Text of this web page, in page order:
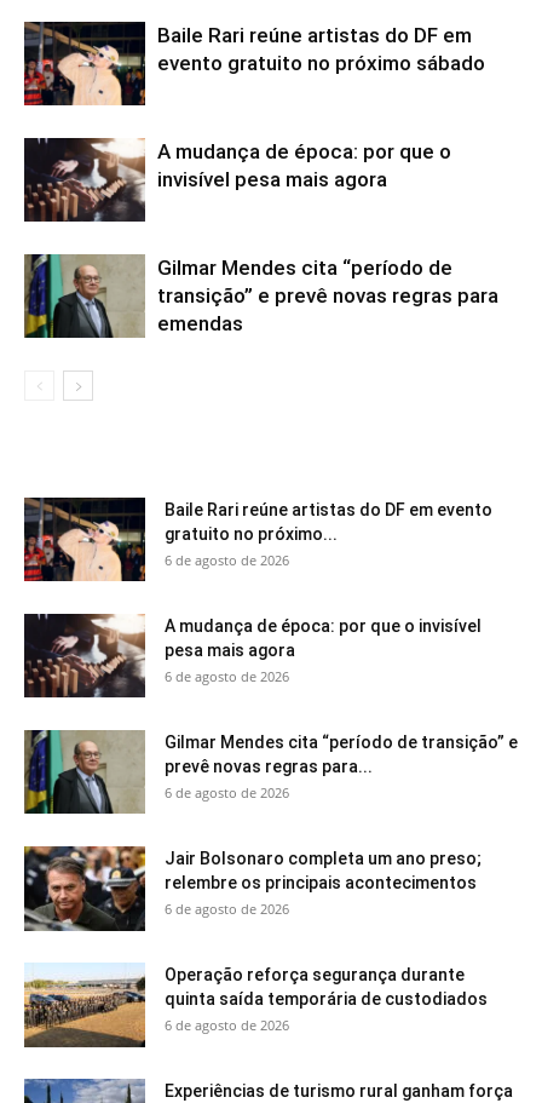
Baile Rari reúne artistas do DF em
evento gratuito no próximo sábado
A mudança de época: por que o
invisível pesa mais agora
Gilmar Mendes cita “período de
transição” e prevê novas regras para
emendas
Baile Rari reúne artistas do DF em evento
gratuito no próximo...
6 de agosto de 2026
A mudança de época: por que o invisível
pesa mais agora
6 de agosto de 2026
Gilmar Mendes cita “período de transição” e
prevê novas regras para...
6 de agosto de 2026
Jair Bolsonaro completa um ano preso;
relembre os principais acontecimentos
6 de agosto de 2026
Operação reforça segurança durante
quinta saída temporária de custodiados
6 de agosto de 2026
Experiências de turismo rural ganham força